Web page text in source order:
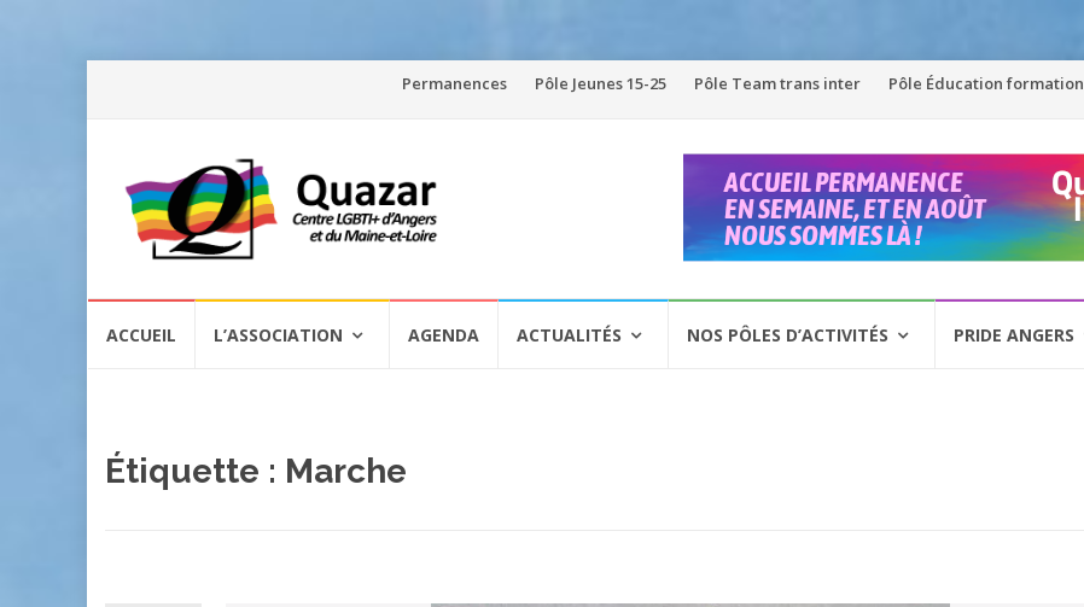
Aller
Permanences Pôle Jeunes 15-25 Pôle Team trans inter Pôle Éducation formation
ACCUEIL L’ASSOCIATION AGENDA ACTUALITÉS NOS PÔLES D’ACTIVITÉS PRIDE ANGERS
Étiquette : Marche